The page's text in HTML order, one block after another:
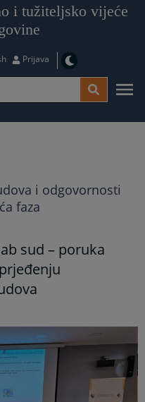
i tužiteljsko vijeće
Prijava
i odgovornosti
faza
sud – poruka